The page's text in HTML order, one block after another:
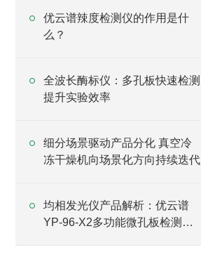
优云谱辣度检测仪的作用是什
么？
全波长酶标仪：多孔板快速检测
提升实验效率
细分场景驱动产品分化 真空冷
冻干燥机向场景化方向持续迭代
均相发光仪产品解析：优云谱
YP-96-X2多功能微孔板检测仪